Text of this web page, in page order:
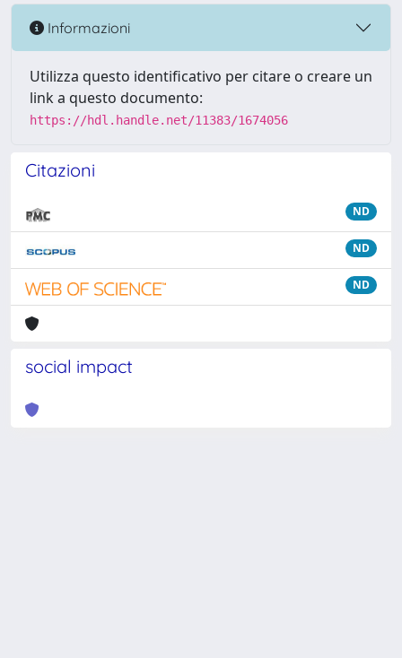
Informazioni
Utilizza questo identificativo per citare o creare un
link a questo documento:
https://hdl.handle.net/11383/1674056
Citazioni
ND
ND
ND
social impact